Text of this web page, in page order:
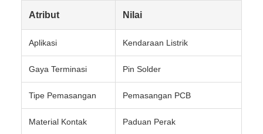
Atribut Nilai
Aplikasi Kendaraan Listrik
Gaya Terminasi Pin Solder
Tipe Pemasangan Pemasangan PCB
Material Kontak Paduan Perak